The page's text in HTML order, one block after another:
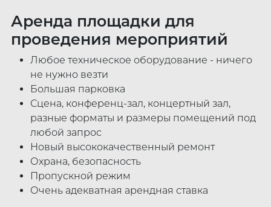
Аренда площадки для
проведения мероприятий
Любое техническое оборудование - ничего
не нужно везти
Большая парковка
Сцена, конференц-зал, концертный зал,
разные форматы и размеры помещений под
любой запрос
Новый высококачественный ремонт
Охрана, безопасность
Пропускной режим
Очень адекватная арендная ставка